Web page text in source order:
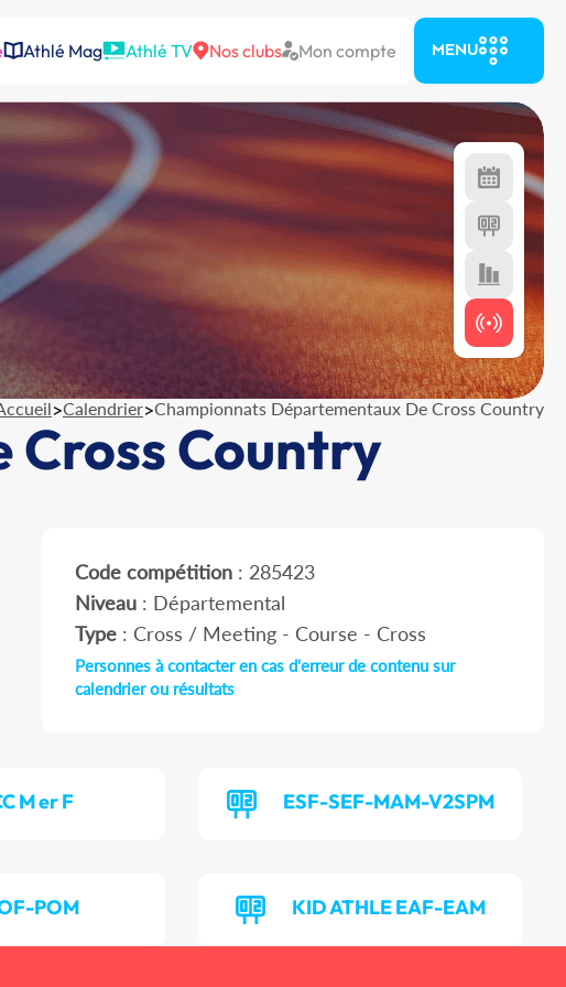
Athlé Mag Athlé TV Nos clubs Mon compte MENU
>Calendrier>Championnats Départementaux De Cross Country
Country
Code compétition: 285423
Niveau: Départemental
Type: Cross / Meeting - Course - Cross
Personnes à contacter en cas d'erreur de contenu sur
calendrier ou résultats
M er F ESF-SEF-MAM-V2SPM
POM KID ATHLE EAF-EAM